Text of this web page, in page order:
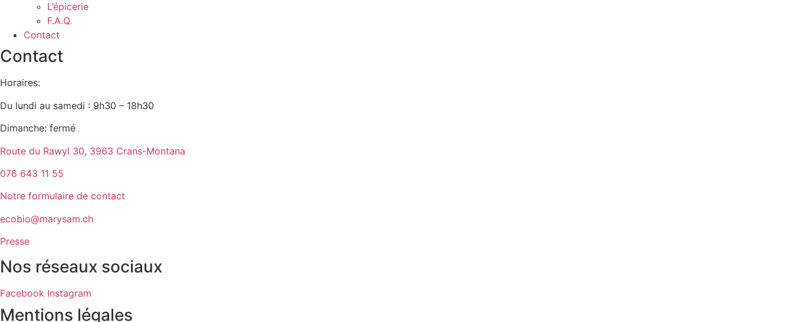
L’épicerie
F.A.Q.
Contact
Contact
Horaires:
Du lundi au samedi : 9h30 – 18h30
Dimanche: fermé
Route du Rawyl 30, 3963 Crans-Montana
076 643 11 55
Notre formulaire de contact
ecobio@marysam.ch
Presse
Nos réseaux sociaux
Facebook Instagram
Mentions légales